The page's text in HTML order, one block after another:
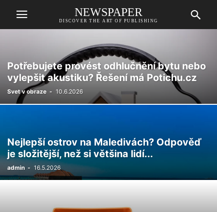
NEWSPAPER
DISCOVER THE ART OF PUBLISHING
Potřebujete provést odhlučnění bytu nebo
vylepšit akustiku? Řešení má Potichu.cz
Svet v obraze - 10.6.2026
Nejlepší ostrov na Maledivách? Odpověď
je složitější, než si většina lidí...
admin - 16.5.2026